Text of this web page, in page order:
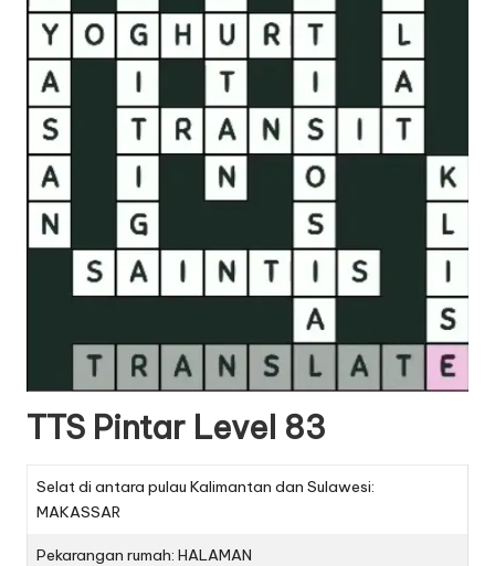
TTS Pintar Level 83
Selat di antara pulau Kalimantan dan Sulawesi:
MAKASSAR
Pekarangan rumah: HALAMAN